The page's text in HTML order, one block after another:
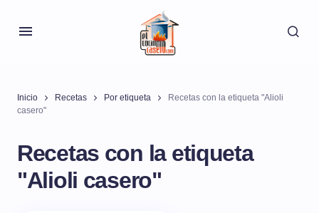
Inicio Recetas Por etiqueta
Recetas con la etiqueta "Alioli
casero"
Recetas con la etiqueta
"Alioli casero"